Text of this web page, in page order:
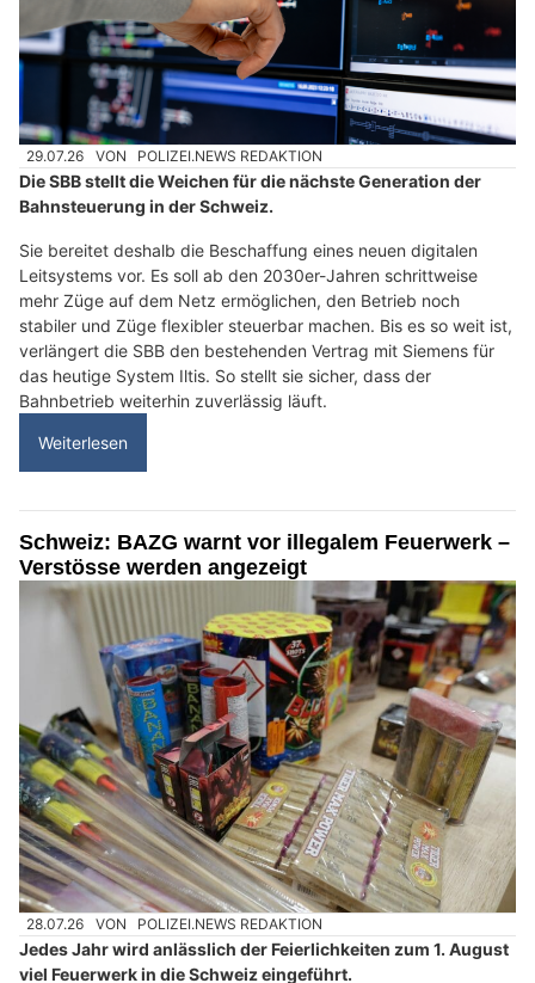
29.07.26 VON POLIZEI.NEWS REDAKTION
Die SBB stellt die Weichen für die nächste Generation der
Bahnsteuerung in der Schweiz.
Sie bereitet deshalb die Beschaffung eines neuen digitalen
Leitsystems vor. Es soll ab den 2030er-Jahren schrittweise
mehr Züge auf dem Netz ermöglichen, den Betrieb noch
stabiler und Züge flexibler steuerbar machen. Bis es so weit ist,
verlängert die SBB den bestehenden Vertrag mit Siemens für
das heutige System Iltis. So stellt sie sicher, dass der
Bahnbetrieb weiterhin zuverlässig läuft.
Weiterlesen
Schweiz: BAZG warnt vor illegalem Feuerwerk –
Verstösse werden angezeigt
28.07.26 VON POLIZEI.NEWS REDAKTION
Jedes Jahr wird anlässlich der Feierlichkeiten zum 1. August
viel Feuerwerk in die Schweiz eingeführt.